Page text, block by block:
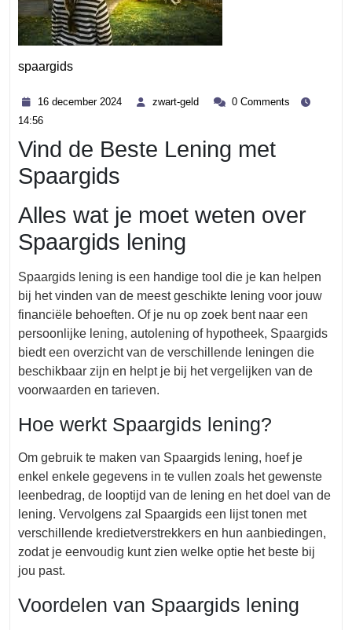
spaargids
16 december 2024 zwart-geld
zwart- 0 Comments
14:56
Vind de Beste Lening met
Spaargids
Alles wat je moet weten over
Spaargids lening
Spaargids lening is een handige tool die je kan helpen
bij het vinden van de meest geschikte lening voor jouw
financiële behoeften. Of je nu op zoek bent naar een
persoonlijke lening, autolening of hypotheek, Spaargids
biedt een overzicht van de verschillende leningen die
beschikbaar zijn en helpt je bij het vergelijken van de
voorwaarden en tarieven.
Hoe werkt Spaargids lening?
Om gebruik te maken van Spaargids lening, hoef je
enkel enkele gegevens in te vullen zoals het gewenste
leenbedrag, de looptijd van de lening en het doel van de
lening. Vervolgens zal Spaargids een lijst tonen met
verschillende kredietverstrekkers en hun aanbiedingen,
zodat je eenvoudig kunt zien welke optie het beste bij
jou past.
Voordelen van Spaargids lening